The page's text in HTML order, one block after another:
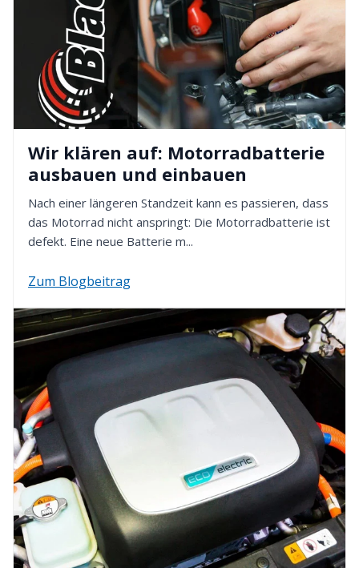
Wir klären auf: Motorradbatterie
ausbauen und einbauen
Nach einer längeren Standzeit kann es passieren, dass
das Motorrad nicht anspringt: Die Motorradbatterie ist
defekt. Eine neue Batterie m...
Zum Blogbeitrag